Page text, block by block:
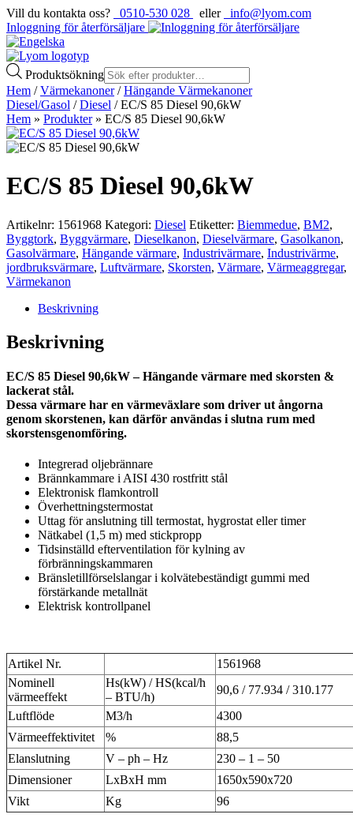
Vill du kontakta oss? 0510-530 028 eller
info@lyom.com
Inloggning för återförsäljare
Produktsökning
Hem /Värmekanoner/Hängande Värmekanoner
Diesel/Gasol /Diesel / EC/S 85 Diesel 90,6kW
Hem » Produkter» EC/S 85 Diesel 90,6kW
EC/S 85 Diesel 90,6kW
Artikelnr: 1561968 Kategori: Diesel Etiketter: Biemmedue, BM2,
Byggtork, Byggvärmare, Dieselkanon, Dieselvärmare, Gasolkanon,
Gasolvärmare, Hängande värmare, Industrivärmare, Industrivärme,
jordbruksvärmare, Luftvärmare, Skorsten, Värmare, Värmeaggregar,
Värmekanon
Beskrivning
Beskrivning
EC/S 85 Diesel 90,6kW – Hängande värmare med skorsten &
lackerat stål.
Dessa värmare har en värmeväxlare som driver ut ångorna
genom skorstenen, kan därför användas i slutna rum med
skorstensgenomföring.
Integrerad oljebrännare
Brännkammare i AISI 430 rostfritt stål
Elektronisk flamkontroll
Överhettningstermostat
Uttag för anslutning till termostat, hygrostat eller timer
Nätkabel (1,5 m) med stickpropp
Tidsinställd efterventilation för kylning av
förbränningskammaren
Bränsletillförselslangar i kolvätebeständigt gummi med
förstärkande metallnät
Elektrisk kontrollpanel
Artikel Nr.
1561968
Nominell
värmeeffekt
Hs(kW) / HS(kcal/h
– BTU/h)
90,6 / 77.934 / 310.177
Luftflöde
M3/h
4300
Värmeeffektivitet
%
88,5
Elanslutning
V – ph – Hz
230 – 1 – 50
Dimensioner
LxBxH mm
1650x590x720
Vikt
Kg 96